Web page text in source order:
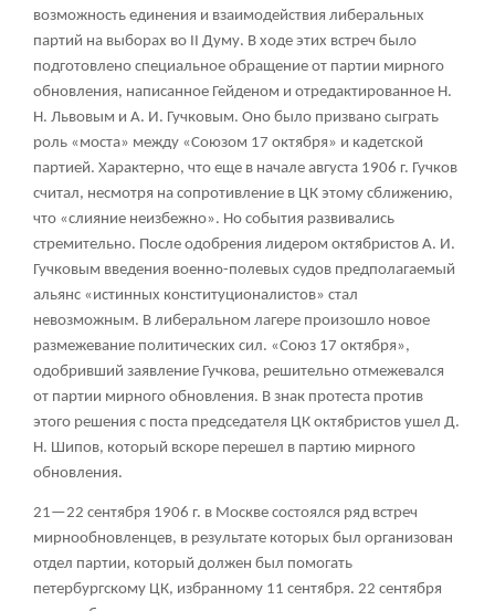
возможность единения и взаимодействия либеральных
партий на выборах во II Думу. В ходе этих встреч было
подготовлено специальное обращение от партии мирного
обновления, написанное Гейденом и отредактированное Н.
Н. Львовым и А. И. Гучковым. Оно было призвано сыграть
роль «моста» между «Союзом 17 октября» и кадетской
партией. Характерно, что еще в начале августа 1906 г. Гучков
считал, несмотря на сопротивление в ЦК этому сближению,
что «слияние неизбежно». Но события развивались
стремительно. После одобрения лидером октябристов А. И.
Гучковым введения военно-полевых судов предполагаемый
альянс «истинных конституционалистов» стал
невозможным. В либеральном лагере произошло новое
размежевание политических сил. «Союз 17 октября»,
одобривший заявление Гучкова, решительно отмежевался
от партии мирного обновления. В знак протеста против
этого решения с поста председателя ЦК октябристов ушел Д.
Н. Шипов, который вскоре перешел в партию мирного
обновления.
21—22 сентября 1906 г. в Москве состоялся ряд встреч
мирнообновленцев, в результате которых был организован
отдел партии, который должен был помогать
петербургскому ЦК, избранному 11 сентября. 22 сентября